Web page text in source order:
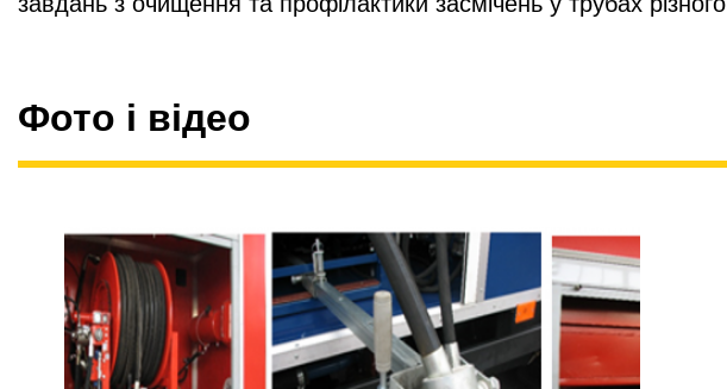
Фото і відео